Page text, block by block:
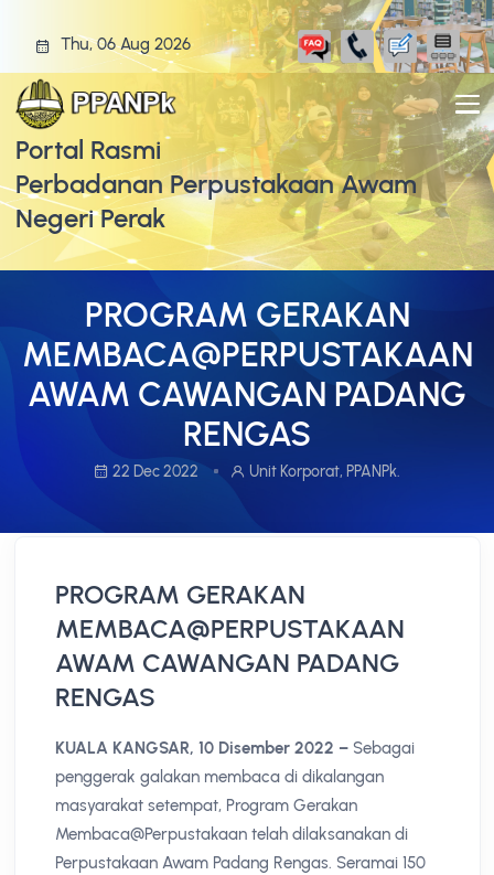
Thu, 06 Aug 2026
Portal Rasmi
Perbadanan Perpustakaan Awam
Negeri Perak
PROGRAM GERAKAN
MEMBACA@PERPUSTAKAAN
AWAM CAWANGAN PADANG
RENGAS
22 Dec 2022 Unit Korporat, PPANPk.
PROGRAM GERAKAN
MEMBACA@PERPUSTAKAAN
AWAM CAWANGAN PADANG
RENGAS
KUALA KANGSAR, 10 Disember 2022 – Sebagai
penggerak galakan membaca di dikalangan
masyarakat setempat, Program Gerakan
Membaca@Perpustakaan telah dilaksanakan di
Perpustakaan Awam Padang Rengas. Seramai 150